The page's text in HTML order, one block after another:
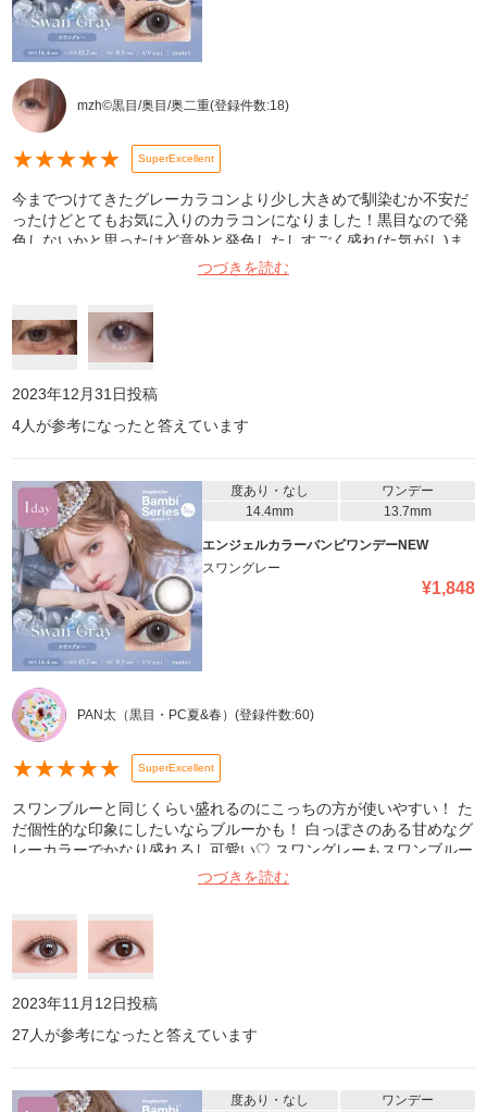
mzh©黒目/奥目/奥二重(登録件数:18)
★★★★★ SuperExcellent
今までつけてきたグレーカラコンより少し大きめで馴染むか不安だ
ったけどとてもお気に入りのカラコンになりました！黒目なので発
色しないかと思ったけど意外と発色したしすごく盛れ(た気がし)ま
した！白っぽいグレーを求めてる方は是非！ 写真1枚目:iPhoneノー
マルフラッシュ無し 2枚目:プリクラ モノク
つづきを読む
2023年12月31日投稿
4人が参考になったと答えています
度あり・なし
ワンデー
14.4mm
13.7mm
エンジェルカラーバンビワンデーNEW
スワングレー
¥1,848
PAN太（黒目・PC夏&春） (登録件数:60)
★★★★★ SuperExcellent
スワンブルーと同じくらい盛れるのにこっちの方が使いやすい！ た
だ個性的な印象にしたいならブルーかも！ 白っぽさのある甘めなグ
レーカラーでかなり盛れるし可愛い♡ スワングレーもスワンブルー
もしっかりカラーなのに なんでこんなに馴染むんだろう？って不思
つづきを読む
2023年11月12日投稿
27 人が参考になったと答えています
度あり・なし
ワンデー